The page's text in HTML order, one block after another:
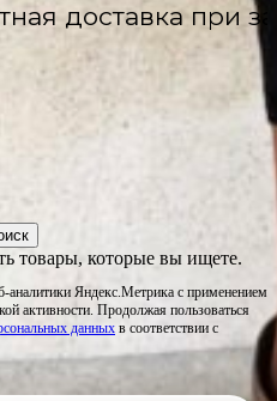
на суммуот
товары, которые вы ищете.
аналитики Яндекс.Метрика с применением
активности. Продолжая пользоваться
данных в соответствии с